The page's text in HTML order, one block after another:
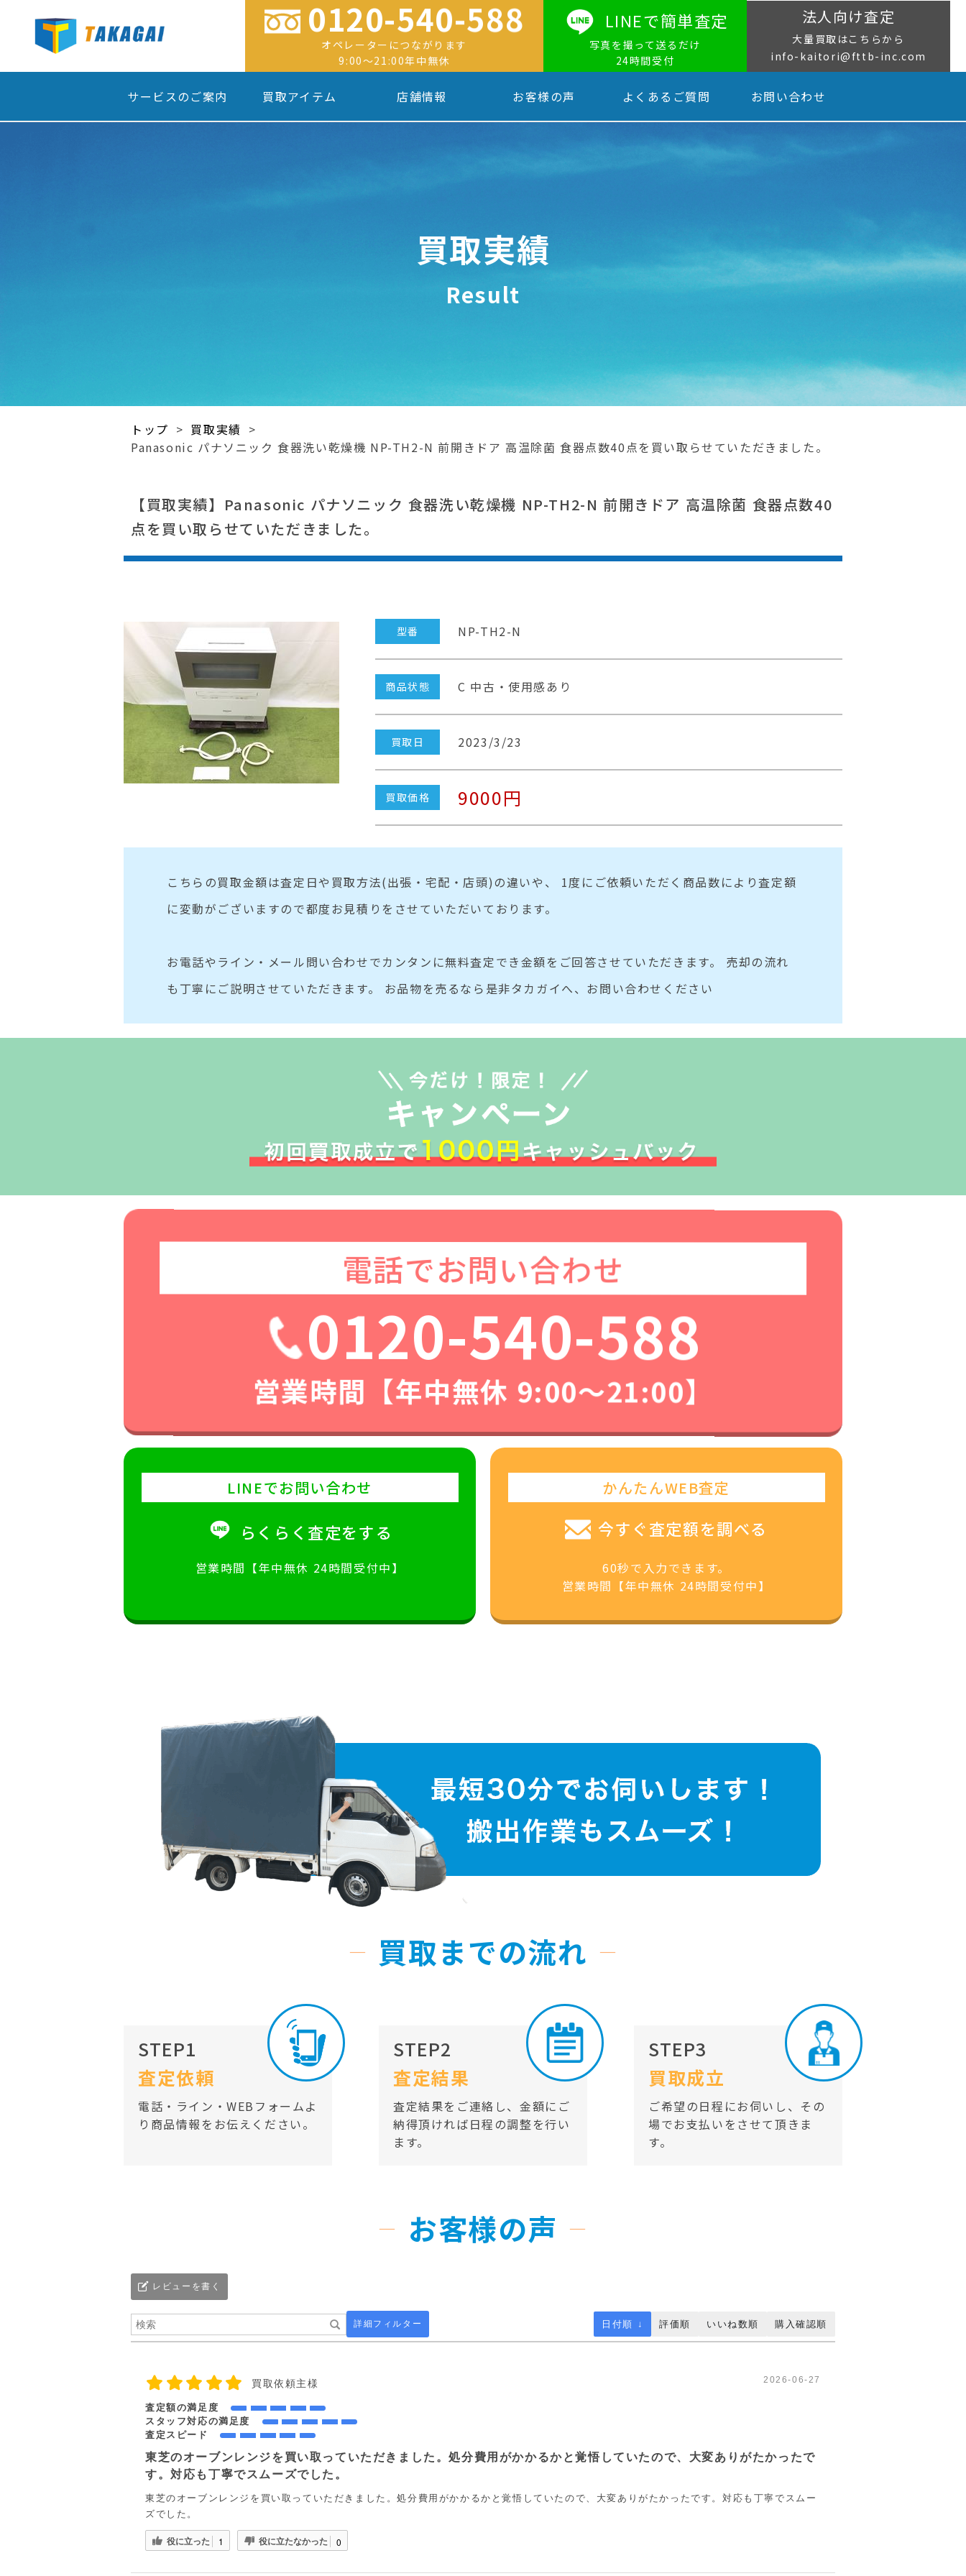
0120-540-588
オペレーターにつながります
9:00〜21:00年中無休
LINEで簡単査定
写真を撮って送るだけ
24時間受付
法人向け査定
大量買取はこちらから
info-kaitori@fttb-inc.com
サービスのご案内 買取アイテム 店舗情報 お客様の声 よくあるご質問 お問い合わせ
買取実績
Result
トップ > 買取実績 >
Panasonic パナソニック 食器洗い乾燥機 NP-TH2-N 前開きドア 高温除菌 食器点数40点を買い取らせていただきました。
【買取実績】Panasonic パナソニック 食器洗い乾燥機 NP-TH2-N 前開きドア 高温除菌 食器点数40
点を買い取らせていただきました。
型番 NP-TH2-N
商品状態 C 中古・使用感あり
買取日 2023/3/23
買取価格 9000円
こちらの買取金額は査定日や買取方法(出張・宅配・店頭)の違いや、 1度にご依頼いただく商品数により査定額
に変動がございますので都度お見積りをさせていただいております。
お電話やライン・メール問い合わせでカンタンに無料査定でき金額をご回答させていただきます。 売却の流れ
も丁寧にご説明させていただきます。 お品物を売るなら是非タカガイへ、お問い合わせください
電話でお問い合わせ
0120-540-588
営業時間【年中無休 9:00〜21:00】
LINEでお問い合わせ
らくらく査定をする
営業時間【年中無休 24時間受付中】
かんたんWEB査定
今すぐ査定額を調べる
60秒で入力できます。
営業時間【年中無休 24時間受付中】
買取までの流れ
STEP1
査定依頼
電話・ライン・WEBフォームよ
り商品情報をお伝えください。
STEP2
査定結果
査定結果をご連絡し、金額にご
納得頂ければ日程の調整を行い
ます。
STEP3
買取成立
ご希望の日程にお伺いし、その
場でお支払いをさせて頂きま
す。
お客様の声
レビューを書く
詳細フィルター 日付順 ↓ 評価順 いいね数順 購入確認順
買取依頼主様 2026-06-27
査定額の満足度
スタッフ対応の満足度
査定スピード
東芝のオーブンレンジを買い取っていただきました。処分費用がかかるかと覚悟していたので、大変ありがたかったで
す。対応も丁寧でスムーズでした。
東芝のオーブンレンジを買い取っていただきました。処分費用がかかるかと覚悟していたので、大変ありがたかったです。対応も丁寧でスムー
ズでした。
役に立った 1 役に立たなかった 0